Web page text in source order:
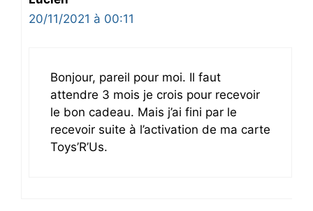
20/11/2021 à 00:11
Bonjour, pareil pour moi. Il faut
attendre 3 mois je crois pour recevoir
le bon cadeau. Mais j’ai fini par le
recevoir suite à l’activation de ma carte
Toys’R’Us.